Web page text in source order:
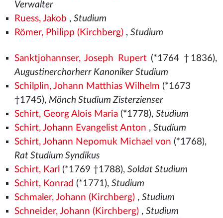
Verwalter
Ruess, Jakob , Studium
Römer, Philipp (Kirchberg), Studium
Sanktjohannser, Joseph Rupert(*1764 †1836),
Augustinerchorherr Kanoniker Studium
Schilplin, Johann Matthias Wilhelm (*1673
†1745), Mönch Studium Zisterzienser
Schirt, Georg Alois Maria(*1778), Studium
Schirt, Johann Evangelist Anton , Studium
Schirt, Johann Nepomuk Michael von (*1768),
Rat Studium Syndikus
Schirt, Karl (*1769 †1788), Soldat Studium
Schirt, Konrad (*1771), Studium
Schmaler, Johann (Kirchberg), Studium
Schneider, Johann (Kirchberg), Studium